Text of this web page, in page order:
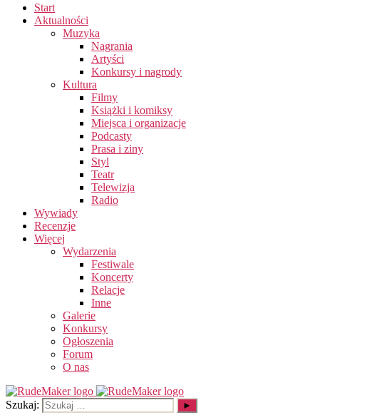
Start
Aktualności
Muzyka
Nagrania
Artyści
Konkursy i nagrody
Kultura
Filmy
Książki i komiksy
Miejsca i organizacje
Podcasty
Prasa i ziny
Styl
Teatr
Telewizja
Radio
Wywiady
Recenzje
Więcej
Wydarzenia
Festiwale
Koncerty
Relacje
Inne
Galerie
Konkursy
Ogłoszenia
Forum
O nas
Szukaj: